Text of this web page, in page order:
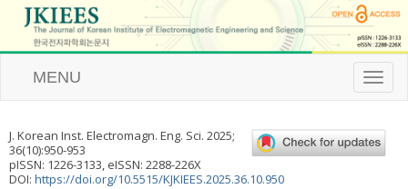
T
o
l
e
MENU
J. Korean Inst. Electromagn. Eng. Sci. 2025;
36(10):950-953
pISSN: 1226-3133, eISSN: 2288-226X
DOI: https://doi.org/10.5515/KJKIEES.2025.36.10.950